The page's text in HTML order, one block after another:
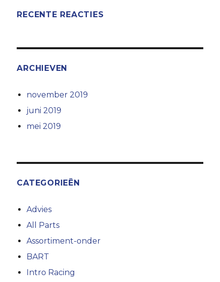
RECENTE REACTIES
ARCHIEVEN
november 2019
juni 2019
mei 2019
CATEGORIEËN
Advies
All Parts
Assortiment-onder
BART
Intro Racing